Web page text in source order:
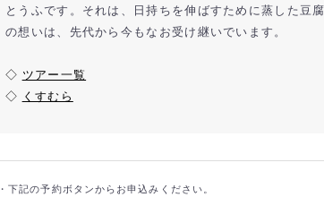
とうふです。それは、日持ちを伸ばすために蒸した豆
の想いは、先代から今もなお受け継いでいます。
◇ ツアー一覧
◇ くすむら
・下記の予約ボタンからお申込みください。